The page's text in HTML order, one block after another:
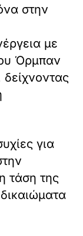
στην
με
Όρμπαν
δείχνοντας
για
τάση της